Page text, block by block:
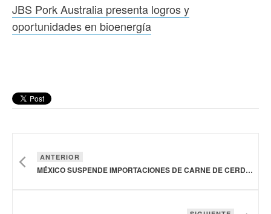
JBS Pork Australia presenta logros y
oportunidades en bioenergía
ANTERIOR
MÉXICO SUSPENDE IMPORTACIONES DE CARNE DE CERDO DESDE ESPAÑA POR PESTE PORCINA